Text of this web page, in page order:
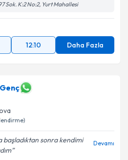
Sok. K:2 No:2, Yurt Mahallesi
12:10 Daha Fazla
başladıktan sonra kendimi
Devamı